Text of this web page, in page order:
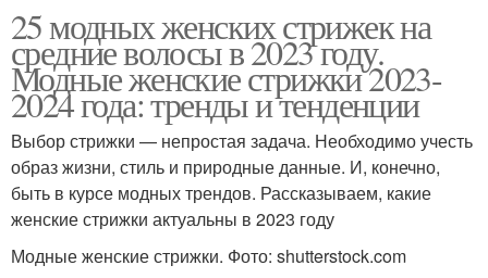
25 модных женских стрижек на
средние волосы в 2023 году.
Модные женские стрижки 2023-
2024 года: тренды и тенденции
Выбор стрижки — непростая задача. Необходимо учесть
образ жизни, стиль и природные данные. И, конечно,
быть в курсе модных трендов. Рассказываем, какие
женские стрижки актуальны в 2023 году
Модные женские стрижки. Фото: shutterstock.com